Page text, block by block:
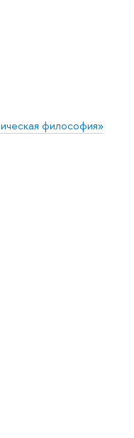
философия»